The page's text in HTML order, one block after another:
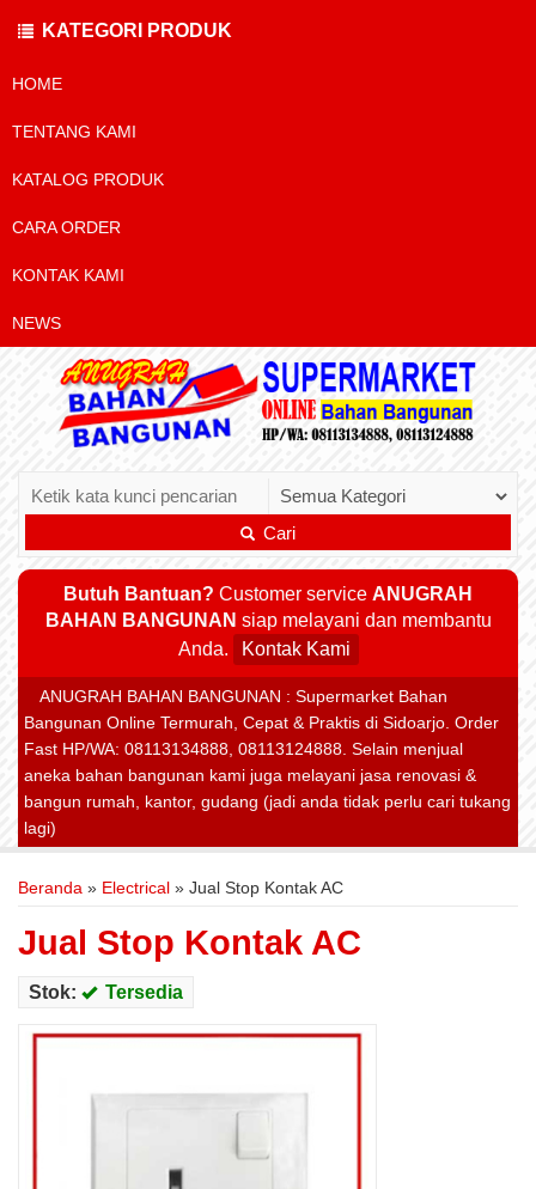
HOME
TENTANG KAMI
KATALOG PRODUK
CARA ORDER
KONTAK KAMI
NEWS
Cari
Butuh Bantuan? Customer service ANUGRAH
BAHAN BANGUNAN siap melayani dan membantu
Anda.
Kontak Kami
ANUGRAH BAHAN BANGUNAN : Supermarket Bahan
Bangunan Online Termurah, Cepat & Praktis di Sidoarjo. Order
Fast HP/WA: 08113134888, 08113124888. Selain menjual
aneka bahan bangunan kami juga melayani jasa renovasi &
bangun rumah, kantor, gudang (jadi anda tidak perlu cari tukang
lagi)
Beranda » Electrical » Jual Stop Kontak AC
Jual Stop Kontak AC
Stok: Tersedia
KATEGORI PRODUK